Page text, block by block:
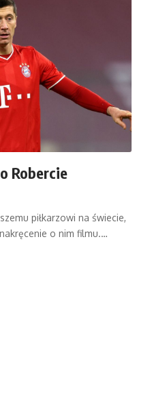
Robercie
piłkarzowi na świecie,
o nim filmu.…